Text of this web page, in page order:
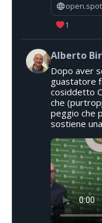
1
Alberto
Dopo aver
guastatore
cosiddetto
che
peggio che
sostiene